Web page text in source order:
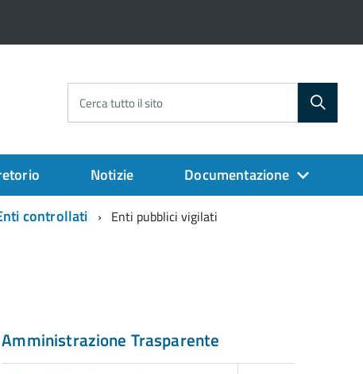
Cerca tutto il sito
Notizie
Documentazione
controllati Enti pubblici vigilati
Amministrazione Trasparente